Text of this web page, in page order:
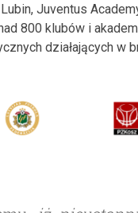
Juventus
800 klubów i
działających w